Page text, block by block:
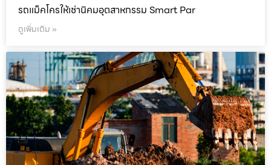
รถแม็คโครให้เช่านิคมอุตสาหกรรม Smart Par
ดูเพิ่มเติม »